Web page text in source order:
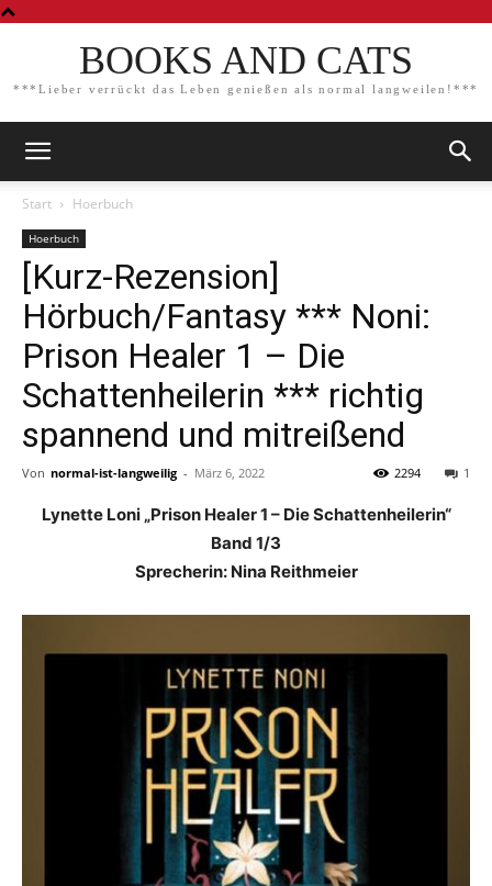
BOOKS AND CATS
***Lieber verrückt das Leben genießen als normal langweilen!***
Start Hoerbuch
Hoerbuch
[Kurz-Rezension]
Hörbuch/Fantasy *** Noni:
Prison Healer 1 – Die
Schattenheilerin *** richtig
spannend und mitreißend
Von normal-ist-langweilig - März 6, 2022 1
2294
Lynette Loni „Prison Healer 1 – Die Schattenheilerin“
Band 1/3
Sprecherin: Nina Reithmeier